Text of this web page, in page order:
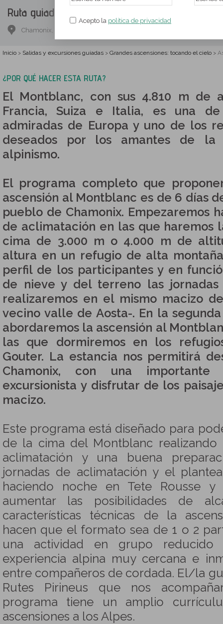
Acepto la política de privacidad
Ruta guiada.
Chamonix, Ródano-Alpes, Francia
Inicio > Salidas y excursiones guiadas > Grandes ascensiones: tocando el cielo >
¿POR QUÉ HACER ESTA RUTA?
El Montblanc, con sus 4.810 m de
Francia, Suiza e Italia, es una
admiradas de Europa y uno de los
deseados por los amantes de
alpinismo.
El programa completo que
ascensión al Montblanc es de 6 días
pueblo de Chamonix. Empezaremos
de aclimatación en las que haremos
cima de 3.000 m o 4.000 m de
altura en un refugio de alta
perfil de los participantes y en
de nieve y del terreno las
realizaremos en el mismo macizo
vecino valle de Aosta-. En la
abordaremos la ascensión al
las que dormiremos en los
Gouter. La estancia nos permitirá
Chamonix, con una
excursionista y disfrutar de los
macizo.
Este programa está diseñado para
de la cima del Montblanc
aclimatación y una buena
jornadas de aclimatación y el
haciendo noche en Tete Rousse
aumentar las posibilidades de
características técnicas de la
hacen que el formato sea de 1 o 2
una actividad en grupo reducido
experiencia alpina muy cercana e
entre compañeros de cordada. El/la
Rutes Pirineus que nos
programa tiene un amplio
ascensiones a los Alpes.